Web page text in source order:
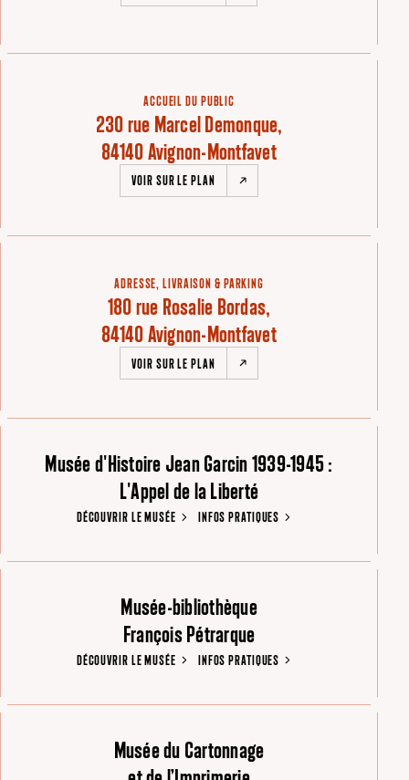
ACCUEIL DU PUBLIC
230 rue Marcel Demonque,
84140 Avignon-Montfavet
VOIR SUR LE PLAN
ADRESSE, LIVRAISON & PARKING
180 rue Rosalie Bordas,
84140 Avignon-Montfavet
VOIR SUR LE PLAN
Musée d'Histoire Jean Garcin 1939-1945 :
L'Appel de la Liberté
DÉCOUVRIR LE MUSÉE INFOS PRATIQUES
Musée-bibliothèque
François Pétrarque
DÉCOUVRIR LE MUSÉE INFOS PRATIQUES
Musée du Cartonnage